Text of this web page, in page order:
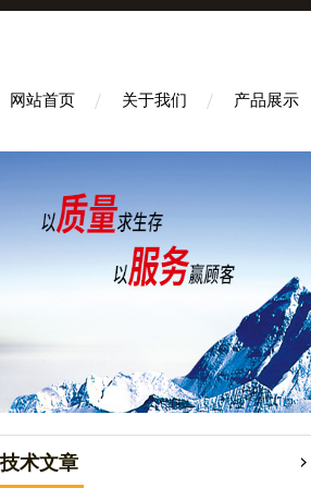
网站首页 关于我们 产品展示
技术文章